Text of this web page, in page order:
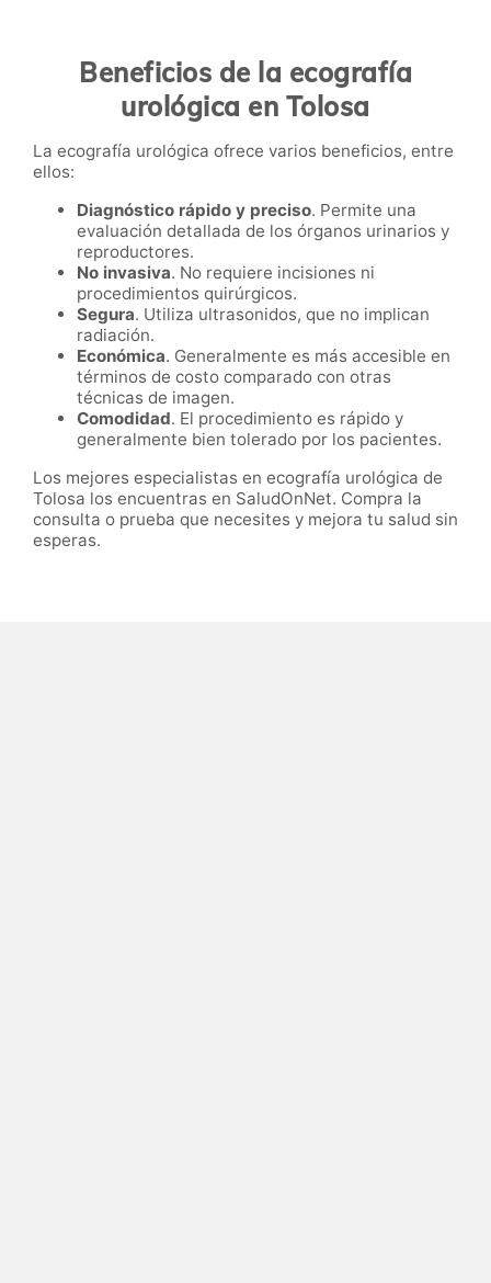
Beneficios de la ecografía
urológica en Tolosa
La ecografía urológica ofrece varios beneficios, entre
ellos:
Diagnóstico rápido y preciso. Permite una
evaluación detallada de los órganos urinarios y
reproductores.
No invasiva. No requiere incisiones ni
procedimientos quirúrgicos.
Segura. Utiliza ultrasonidos, que no implican
radiación.
Económica. Generalmente es más accesible en
términos de costo comparado con otras
técnicas de imagen.
Comodidad. El procedimiento es rápido y
generalmente bien tolerado por los pacientes.
Los mejores especialistas en ecografía urológica de
Tolosa los encuentras en SaludOnNet. Compra la
consulta o prueba que necesites y mejora tu salud sin
esperas.